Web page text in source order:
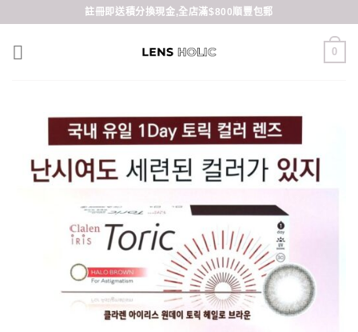
content
註冊即送積分換現金,全店滿$800順豐包郵
0